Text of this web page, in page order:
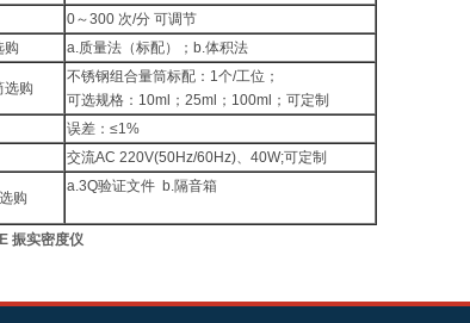
0～300 次/分 可调节
购
a.质量法（标配）；b.体积法
选购
不锈钢组合量筒标配：1个/工位；
可选规格：10ml；25ml；100ml；可定制
误差：≤1%
交流AC 220V(50Hz/60Hz)、40W;可定制
购
a.3Q验证文件 b.隔音箱
振实密度仪